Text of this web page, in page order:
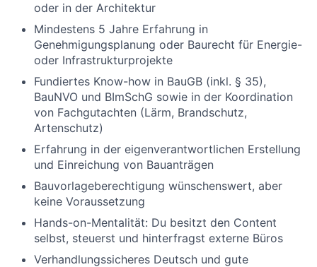
oder in der Architektur
Mindestens 5 Jahre Erfahrung in
Genehmigungsplanung oder Baurecht für Energie-
oder Infrastrukturprojekte
Fundiertes Know-how in BauGB (inkl. § 35),
BauNVO und BImSchG sowie in der Koordination
von Fachgutachten (Lärm, Brandschutz,
Artenschutz)
Erfahrung in der eigenverantwortlichen Erstellung
und Einreichung von Bauanträgen
Bauvorlageberechtigung wünschenswert, aber
keine Voraussetzung
Hands-on-Mentalität: Du besitzt den Content
selbst, steuerst und hinterfragst externe Büros
Verhandlungssicheres Deutsch und gute